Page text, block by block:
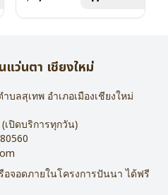
อุปกรณ์ : กล่องแว่น , ผ้าเช็ดแว่น
ว่นตา เชียงใหม่
ำบลสุเทพ อำเภอเมืองเชียงใหม่
เปิดบริการทุกวัน)
จอดภายในโครงการปันนา ได้ฟรี